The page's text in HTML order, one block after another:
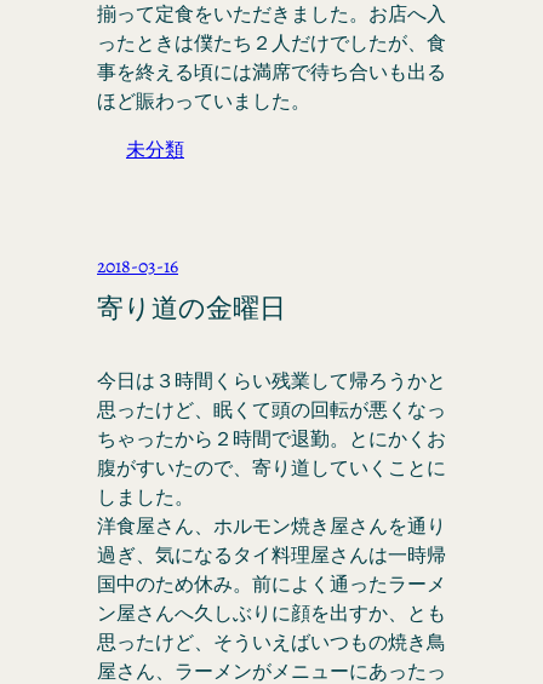
揃って定食をいただきました。お店へ入
ったときは僕たち２人だけでしたが、食
事を終える頃には満席で待ち合いも出る
ほど賑わっていました。
未分類
2018-03-16
寄り道の金曜日
今日は３時間くらい残業して帰ろうかと
思ったけど、眠くて頭の回転が悪くなっ
ちゃったから２時間で退勤。とにかくお
腹がすいたので、寄り道していくことに
しました。
洋食屋さん、ホルモン焼き屋さんを通り
過ぎ、気になるタイ料理屋さんは一時帰
国中のため休み。前によく通ったラーメ
ン屋さんへ久しぶりに顔を出すか、とも
思ったけど、そういえばいつもの焼き鳥
屋さん、ラーメンがメニューにあったっ